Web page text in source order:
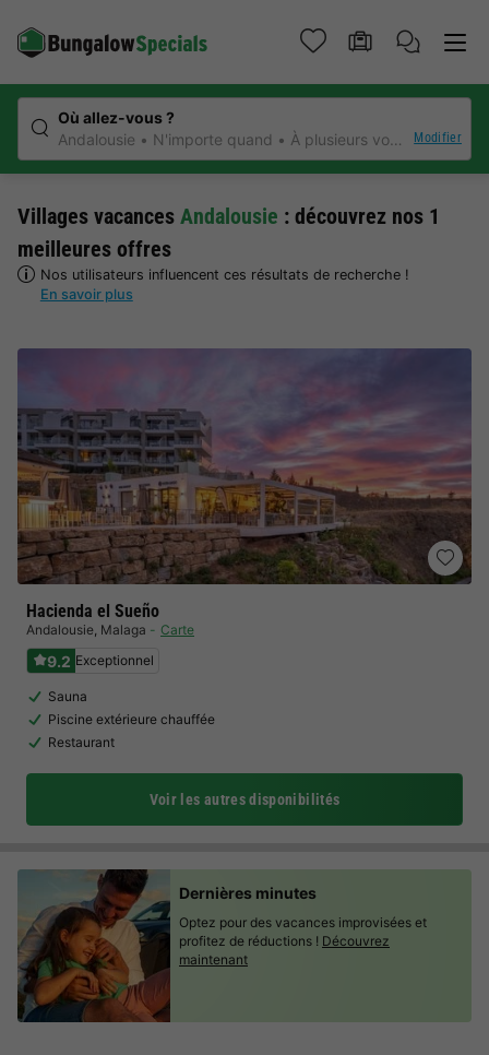
Où allez-vous ?
Andalousie
N'importe quand À plusieurs voyageurs Modifier
Villages vacances Andalousie : découvrez nos 1
meilleures offres
Nos utilisateurs influencent ces résultats de recherche !
En savoir plus
Hacienda el Sueño
Andalousie, Malaga Carte
9.2 Exceptionnel
Sauna
Piscine extérieure chauffée
Restaurant
Voir les autres disponibilités
Dernières minutes
Optez pour des vacances improvisées et
profitez de réductions ! Découvrez
maintenant